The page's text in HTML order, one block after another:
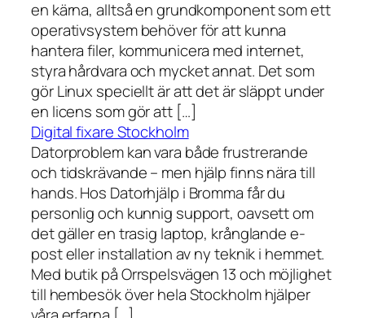
en kärna, alltså en grundkomponent som ett
operativsystem behöver för att kunna
hantera filer, kommunicera med internet,
styra hårdvara och mycket annat. Det som
gör Linux speciellt är att det är släppt under
en licens som gör att […]
Digital fixare Stockholm
Datorproblem kan vara både frustrerande
och tidskrävande – men hjälp finns nära till
hands. Hos Datorhjälp i Bromma får du
personlig och kunnig support, oavsett om
det gäller en trasig laptop, krånglande e-
post eller installation av ny teknik i hemmet.
Med butik på Orrspelsvägen 13 och möjlighet
till hembesök över hela Stockholm hjälper